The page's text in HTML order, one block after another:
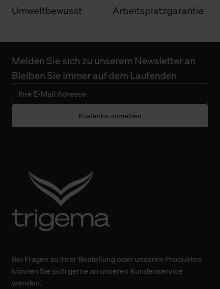
Umweltbewusst Arbeitsplatzgarantie
Melden Sie sich zu unserem Newsletter an
Bleiben Sie immer auf dem Laufenden
Kostenlos anmelden
Bei Fragen zu Ihrer Bestellung oder unseren Produkten
können Sie sich gerne an unseren Kundenservice
wenden.